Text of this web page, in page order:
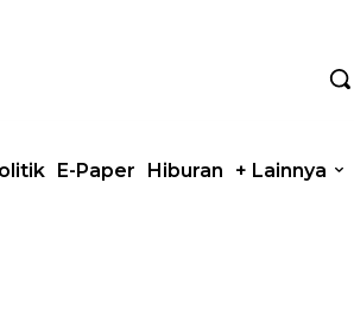
E-Paper Hiburan + Lainnya